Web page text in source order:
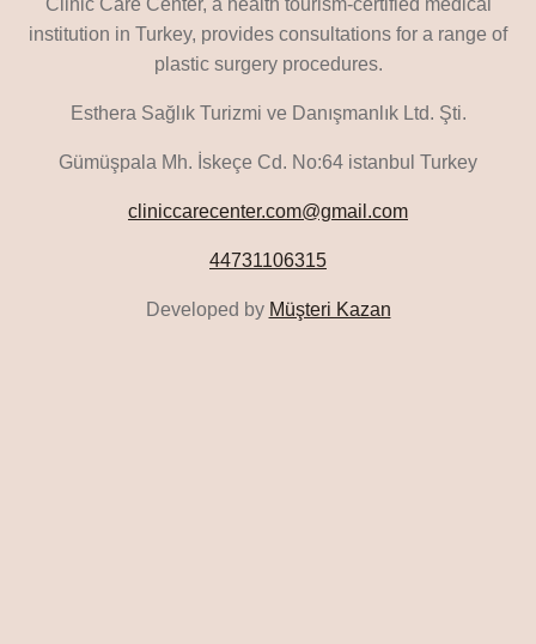
Clinic Care Center, a health tourism-certified medical
institution in Turkey, provides consultations for a range of
plastic surgery procedures.
Esthera Sağlık Turizmi ve Danışmanlık Ltd. Şti.
Gümüşpala Mh. İskeçe Cd. No:64 istanbul Turkey
cliniccarecenter.com@gmail.com
44731106315
Developed by Müşteri Kazan